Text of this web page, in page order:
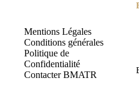
Mentions Légales
Conditions générales
Politique de
Confidentialité
Contacter BMATR